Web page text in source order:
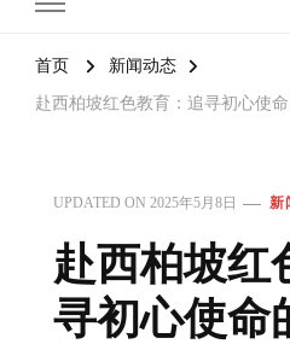
首页 新闻动态
赴西柏坡红色教育：追寻初心使
UPDATED ON 2025年5月8日 新
赴西柏坡红
寻初心使命